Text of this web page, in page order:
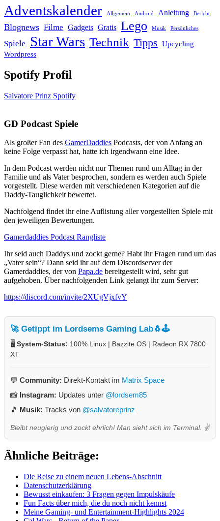
Adventskalender Allgemein Android Anleitung Bericht
Blognews Filme Gadgets Gratis Lego Musik Persönliches
Spiele Star Wars Technik Tipps
Upcycling
Wordpress
Spotify Profil
Salvatore Prinz Spotify
GD Podcast Spiele
Als großer Fan des GamerDaddies Podcasts, der von Anfang an
keine Folge verpasst hat, hatte ich irgendwann eine Idee.
In dem Podcast werden nicht nur Themen rund um Alltag in der
Familie und als Vater besprochen, sondern es werden auch Spiele
vorgestellt. Diese werden mit verschiedenen Kategorien auf die
Daddy-Tauglichkeit bewertet.
Nachfolgend findet ihr eine Auflistung aller vorgestellten Spiele mit
den jeweiligen Bewertungen.
Gamerdaddies Podcast Rangliste
Ihr seid auch Daddys und zockt gerne? Habt ihr Fragen rund um das
„Vater sein“? Dann seid ihr auf dem Discordserver der
Gamerdaddies, der von Papa.de bereitgestellt wird, sehr gut
aufgehoben. Über nachfolgenden Link gelangt ihr zum Server:
https://discord.com/invite/2XUgVjxfvY
🚀 Getippt im Lordsems Gaming Lab🐧🕹️
🖥️ System-Status: 100% Linux | Bazzite OS | Radeon RX 7800
XT
💬 Community: Direkt-Kontakt im Matrix Space
📸 Instagram: Updates unter @lordsem85
🎵 Musik: Tracks von @salvatoreprinz
Bleibt neugierig und zockt ehrlich! Man sieht sich im Terminal. ✌️
Ähnliche Beiträge:
Die Reise zu einem neuen Lebens-Abschnitt
Datenschutzerklärung
Bewusst einkaufen: 3 Fragen gegen Impulskäufe
Fun Facts über mich, die du noch nicht kennst
Meine Gaming- und Entertainment-Highlights 2024